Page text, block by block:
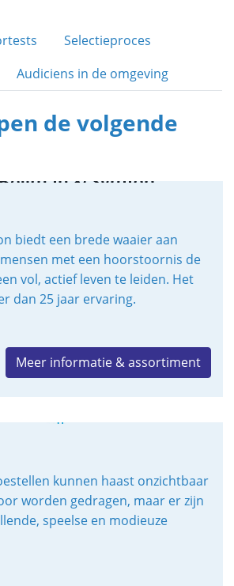
Selectieproces
Audiciens in de omgeving
de volgende
biedt een brede waaier aan
met een hoorstoornis de
vol, actief leven te leiden. Het
dan 25 jaar ervaring.
Meer informatie & assortiment
kunnen haast onzichtbaar
worden gedragen, maar er zijn
speelse en modieuze